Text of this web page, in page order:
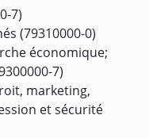
7)
(79310000-0)
économique;
7)
marketing,
et sécurité